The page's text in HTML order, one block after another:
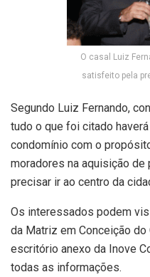
O casal Luiz
satisfeito pela
Segundo Luiz Fernando,
tudo o que foi citado
condomínio com o
moradores na aquisição
precisar ir ao centro da
Os interessados podem
da Matriz em Conceição
escritório anexo da Inove
todas as informações.